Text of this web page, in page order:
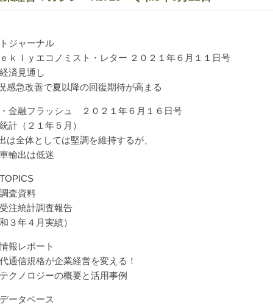
ジャーナル
ｋｌｙエコノミスト・レター ２０２１年６月１１日号
済見通し
感急改善で夏以降の回復期待が高まる
金融フラッシュ ２０２１年６月１６日号
計（２１年５月）
は全体としては堅調を維持するが、
輸出は低迷
査資料
注統計調査報告
３年４月実績）
報レポート
通信規格が企業経営を変える！
クノロジーの概要と活用事例
ータベース